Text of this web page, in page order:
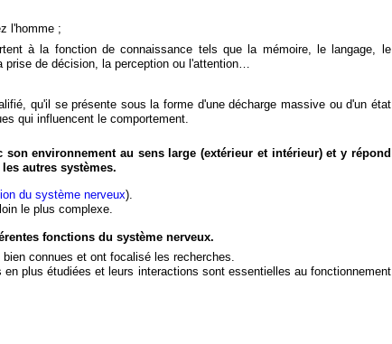
l'homme ;
à la fonction de connaissance tels que la mémoire, le langage, le
prise de décision, la perception ou l'attention…
qu'il se présente sous la forme d'une décharge massive ou d'un état
qui influencent le comportement.
environnement au sens large (extérieur et intérieur) et y répond
autres systèmes.
du système nerveux).
le plus complexe.
fonctions du système nerveux.
connues et ont focalisé les recherches.
plus étudiées et leurs interactions sont essentielles au fonctionnement